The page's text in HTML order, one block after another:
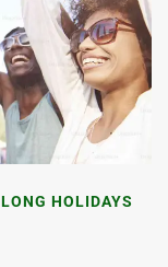
HOLIDAYS